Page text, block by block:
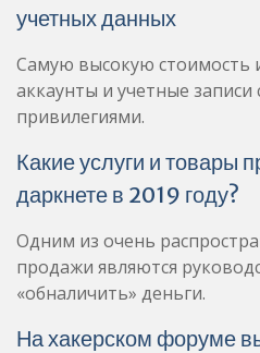
учетных данных
Самую высокую стоимость
аккаунты и учетные записи
привилегиями.
Какие услуги и товары
даркнете в 2019 году?
Одним из очень
продажи являются
«обналичить» деньги.
На хакерском форуме